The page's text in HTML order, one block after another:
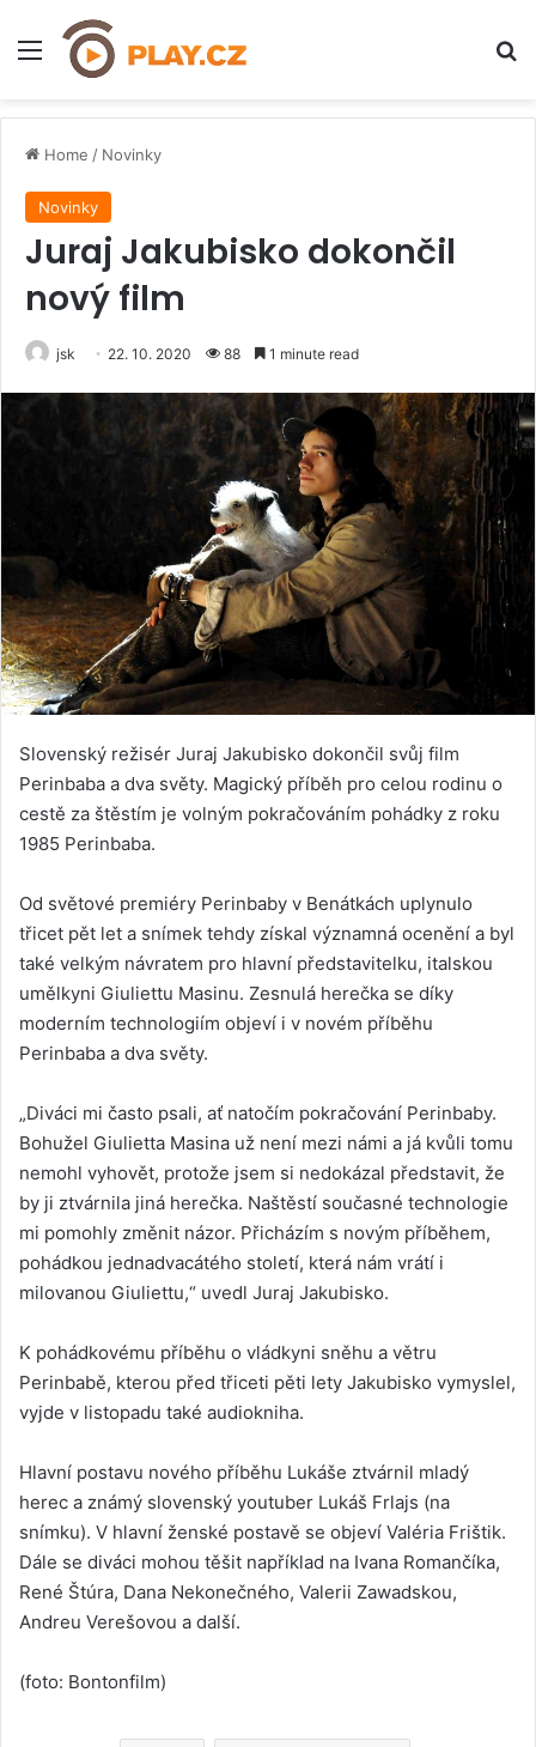
Menu
Home / Novinky
Novinky
Juraj Jakubisko dokončil
nový film
jsk 22. 10. 2020 88 1 minute read
Slovenský režisér Juraj Jakubisko dokončil svůj film
Perinbaba a dva světy. Magický příběh pro celou rodinu o
cestě za štěstím je volným pokračováním pohádky z roku
1985 Perinbaba.
Od světové premiéry Perinbaby v Benátkách uplynulo
třicet pět let a snímek tehdy získal významná ocenění a byl
také velkým návratem pro hlavní představitelku, italskou
umělkyni Giuliettu Masinu. Zesnulá herečka se díky
moderním technologiím objeví i v novém příběhu
Perinbaba a dva světy.
„Diváci mi často psali, ať natočím pokračování Perinbaby.
Bohužel Giulietta Masina už není mezi námi a já kvůli tomu
nemohl vyhovět, protože jsem si nedokázal představit, že
by ji ztvárnila jiná herečka. Naštěstí současné technologie
mi pomohly změnit názor. Přicházím s novým příběhem,
pohádkou jednadvacátého století, která nám vrátí i
milovanou Giuliettu,“ uvedl Juraj Jakubisko.
K pohádkovému příběhu o vládkyni sněhu a větru
Perinbabě, kterou před třiceti pěti lety Jakubisko vymyslel,
vyjde v listopadu také audiokniha.
Hlavní postavu nového příběhu Lukáše ztvárnil mladý
herec a známý slovenský youtuber Lukáš Frlajs (na
snímku). V hlavní ženské postavě se objeví Valéria Frištik.
Dále se diváci mohou těšit například na Ivana Romančíka,
René Štúra, Dana Nekonečného, Valerii Zawadskou,
Andreu Verešovou a další.
(foto: Bontonfilm)